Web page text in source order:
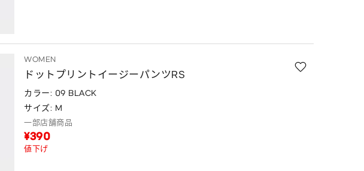
WOMEN
ドットプリントイージーパンツRS
カラー: 09 BLACK
サイズ: M
一部店舗商品
¥390
値下げ